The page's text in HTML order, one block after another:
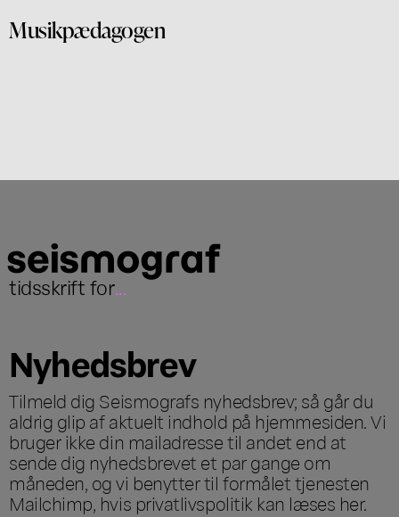
Musikpædagogen
tidsskrift for...
Nyhedsbrev
Tilmeld dig Seismografs nyhedsbrev; så går du
aldrig glip af aktuelt indhold på hjemmesiden. Vi
bruger ikke din mailadresse til andet end at
sende dig nyhedsbrevet et par gange om
måneden, og vi benytter til formålet tjenesten
Mailchimp, hvis privatlivspolitik kan læses her.